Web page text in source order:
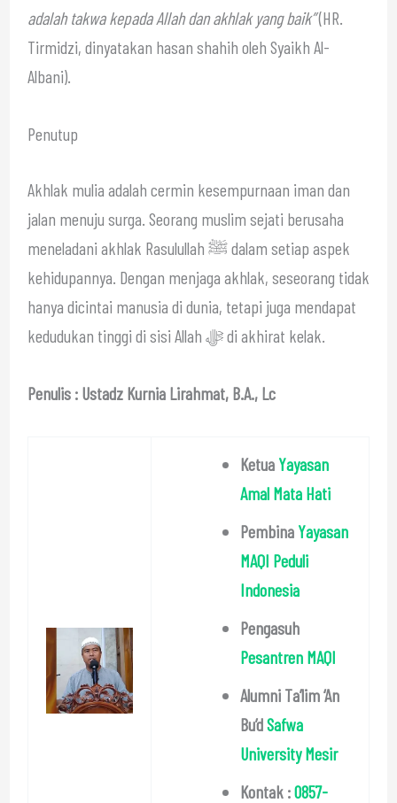
adalah takwa kepada Allah dan akhlak yang baik”(HR.
Tirmidzi, dinyatakan hasan shahih oleh Syaikh Al-
Albani).
Penutup
Akhlak mulia adalah cermin kesempurnaan iman dan
jalan menuju surga. Seorang muslim sejati berusaha
meneladani akhlak Rasulullah ﷺ dalam setiap aspek
kehidupannya. Dengan menjaga akhlak, seseorang tidak
hanya dicintai manusia di dunia, tetapi juga mendapat
kedudukan tinggi di sisi Allah ﷻ di akhirat kelak.
Penulis : Ustadz Kurnia Lirahmat, B.A., Lc
Ketua Yayasan
Amal Mata Hati
Pembina Yayasan
MAQI Peduli
Indonesia
Pengasuh
Pesantren MAQI
Alumni Ta’lim ‘An
Bu’dSafwa
University Mesir
Kontak :0857-